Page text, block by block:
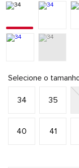
Selecione o
34 35
40 41